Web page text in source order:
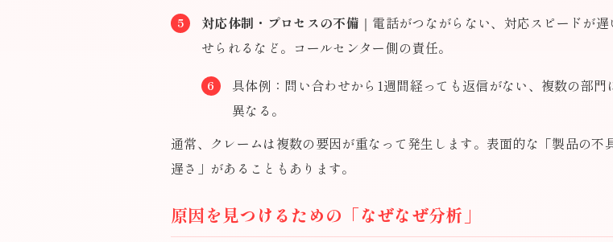
対応体制・プロセスの不備 ｜電話がつながらない、対応スピードが
せられるなど。コールセンター側の責任。
具体例：問い合わせから1週間経っても返信がない、複数の部
異なる。
通常、クレームは複数の要因が重なって発生します。表面的な「製品の
遅さ」があることもあります。
原因を見つけるための「なぜなぜ分析」